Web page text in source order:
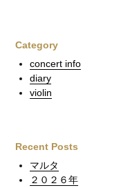
Category
concert info
diary
violin
Recent Posts
マルタ
２０２６年